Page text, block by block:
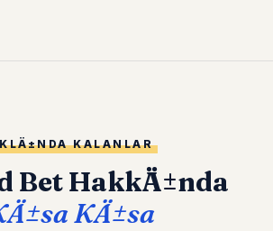
KALANLAR
Bet HakkÄ±nda
KÄ±sa